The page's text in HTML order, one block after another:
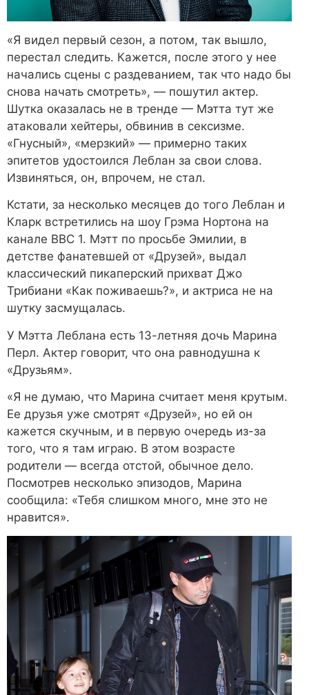
«Я видел первый сезон, а потом, так вышло,
перестал следить. Кажется, после этого у нее
начались сцены с раздеванием, так что надо бы
снова начать смотреть», — пошутил актер.
Шутка оказалась не в тренде — Мэтта тут же
атаковали хейтеры, обвинив в сексизме.
«Гнусный», «мерзкий» — примерно таких
эпитетов удостоился Леблан за свои слова.
Извиняться, он, впрочем, не стал.
Кстати, за несколько месяцев до того Леблан и
Кларк встретились на шоу Грэма Нортона на
канале BBC 1. Мэтт по просьбе Эмилии, в
детстве фанатевшей от «Друзей», выдал
классический пикаперский прихват Джо
Трибиани «Как поживаешь?», и актриса не на
шутку засмущалась.
У Мэтта Леблана есть 13-летняя дочь Марина
Перл. Актер говорит, что она равнодушна к
«Друзьям».
«Я не думаю, что Марина считает меня крутым.
Ее друзья уже смотрят «Друзей», но ей он
кажется скучным, и в первую очередь из-за
того, что я там играю. В этом возрасте
родители — всегда отстой, обычное дело.
Посмотрев несколько эпизодов, Марина
сообщила: «Тебя слишком много, мне это не
нравится».